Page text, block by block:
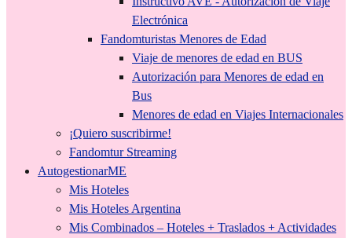
Electrónica
Fandomturistas Menores de Edad
Viaje de menores de edad en BUS
Autorización para Menores de edad en
Bus
Menores de edad en Viajes Internacionales
¡Quiero suscribirme!
Fandomtur Streaming
AutogestionarME
Mis Hoteles
Mis Hoteles Argentina
Mis Combinados – Hoteles + Traslados + Actividades